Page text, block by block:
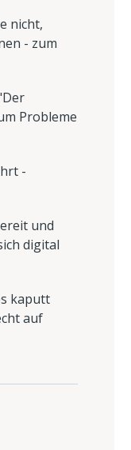
nicht,
- zum
Probleme
-
und
digital
kaputt
auf